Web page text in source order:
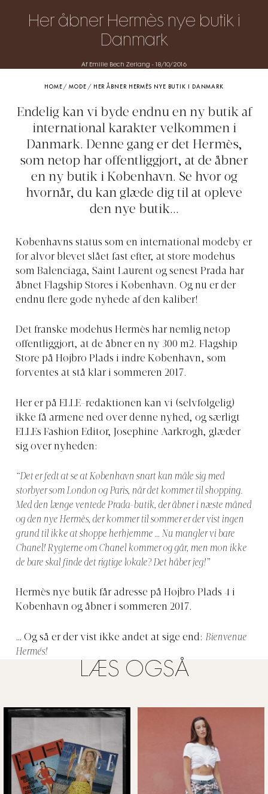
Her åbner Hermès nye butik i
Danmark
Af Emilie Bech Zerlang - 18/10/2016
HOME /MODE / HER ÅBNER HERMÈS NYE BUTIK I DANMARK
Endelig kan vi byde endnu en ny butik af
international karakter velkommen i
Danmark. Denne gang er det Hermès,
som netop har offentliggjort, at de åbner
en ny butik i København. Se hvor og
hvornår, du kan glæde dig til at opleve
den nye butik...
Københavns status som en international modeby er
for alvor blevet slået fast efter, at store modehus
som Balenciaga, Saint Laurent og senest Prada har
åbnet Flagship Stores i København. Og nu er der
endnu flere gode nyhede af den kaliber!
Det franske modehus Hermès har nemlig netop
offentliggjort, at de åbner en ny 300 m2. Flagship
Store på Højbro Plads i indre København, som
forventes at stå klar i sommeren 2017.
Her er på ELLE-redaktionen kan vi (selvfølgelig)
ikke få armene ned over denne nyhed, og særligt
ELLEs Fashion Editor, Josephine Aarkrogh, glæder
sig over nyheden:
“Det er fedt at se at København snart kan måle sig med
storbyer som London og Paris, når det kommer til shopping.
Med den længe ventede Prada-butik, der åbner i næste måned
og den nye Hermès, der kommer til sommer er der vist ingen
grund til ikke at shoppe herhjemme … Nu mangler vi bare
Chanel! Rygterne om Chanel kommer og går, men mon ikke
de bare skal finde det rigtige lokale? Det håber jeg!”
Hermès nye butik får adresse på Højbro Plads 4 i
København og åbner i sommeren 2017.
… Og så er der vist ikke andet at sige end: Bienvenue
Hermés!
LÆS OGSÅ